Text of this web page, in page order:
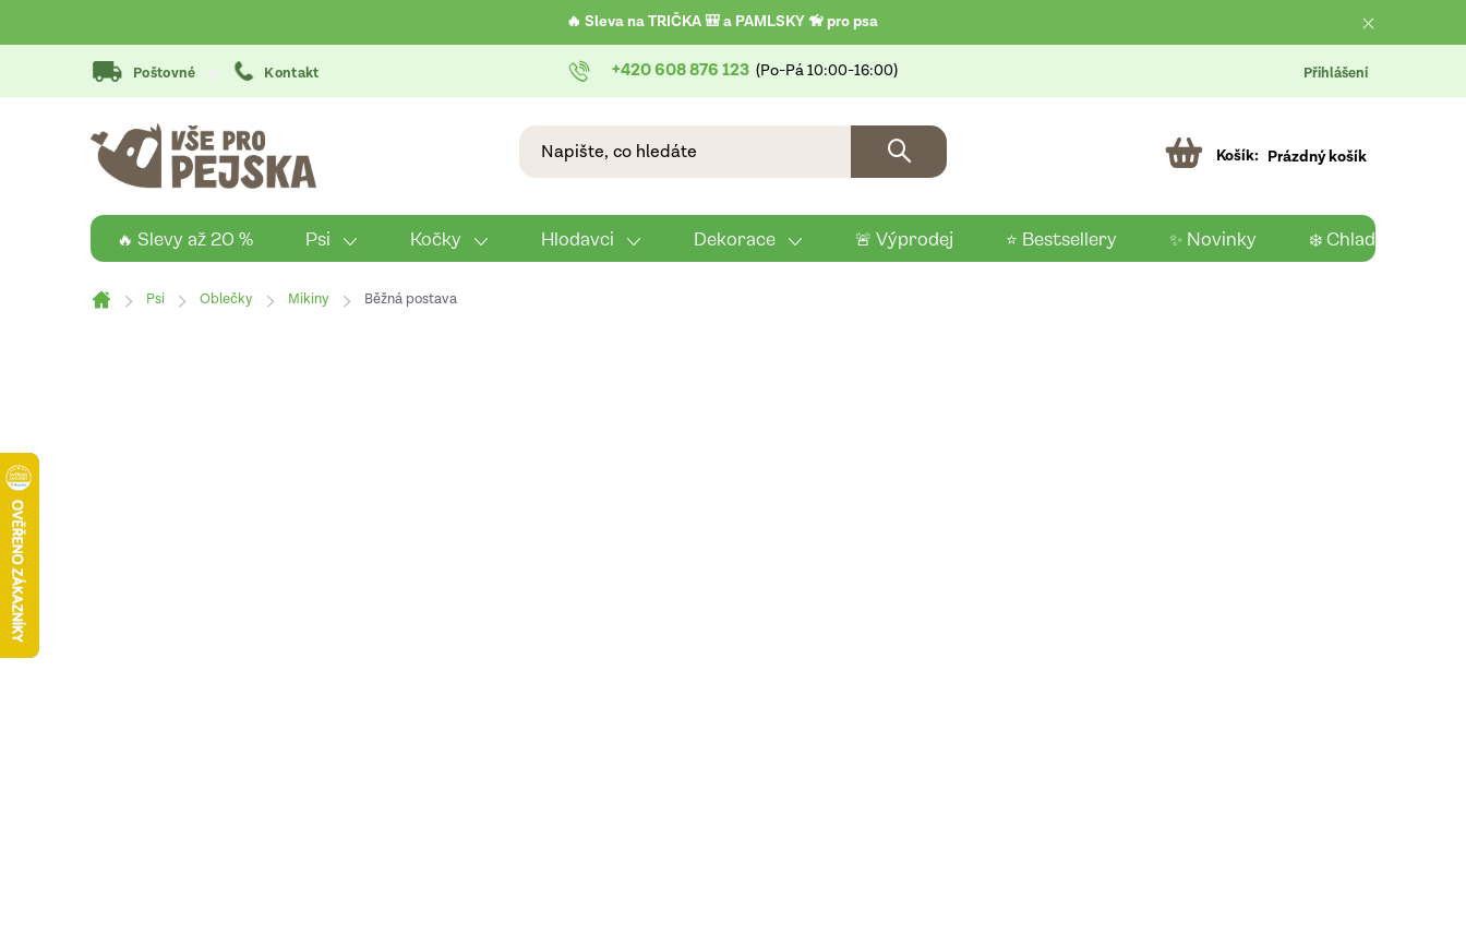
na
🔥 Sleva na TRIČKA 🎒 a PAMLSKY 🦮 pro psa
+420 608 876 123
Poštovné Kontakt Přihlášení
Prázdný košík
🔥 Slevy až 20 % Psi Kočky Hlodavci Dekorace 🚨 Výprodej ⭐ Bestsellery ✨ Novinky ❄️ Chladící
Domů
Psi Oblečky Mikiny Běžná postava